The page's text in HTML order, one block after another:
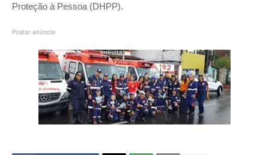
Proteção à Pessoa (DHPP).
Postar anúncio